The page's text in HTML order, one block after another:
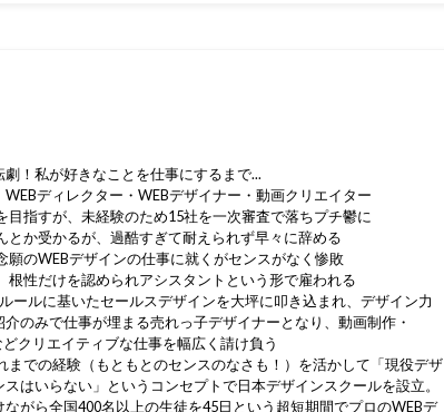
！私が好きなことを仕事にするまで...
ディレクター・WEBデザイナー・動画クリエイター
目指すが、未経験のため15社を一次審査で落ちプチ鬱に
とか受かるが、過酷すぎて耐えられず早々に辞める
願のWEBデザインの仕事に就くがセンスがなく惨敗
根性だけを認められアシスタントという形で雇われる
ールに基いたセールスデザインを大坪に叩き込まれ、デザイン力
のみで仕事が埋まる売れっ子デザイナーとなり、動画制作・
クリエイティブな仕事を幅広く請け負う
までの経験（もともとのセンスのなさも！）を活かして「現役デザ
はいらない」というコンセプトで日本デザインスクールを設立。
がら全国400名以上の生徒を45日という超短期間でプロのWEBデ